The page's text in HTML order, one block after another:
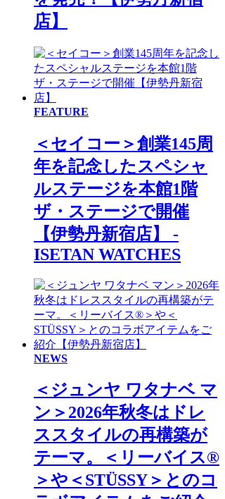
店】
FEATURE
＜セイコー＞創業145周
年を記念したスペシャ
ルステージを本館1階
ザ・ステージで開催
【伊勢丹新宿店】 -
ISETAN WATCHES
NEWS
＜ジュンヤ ワタナベ マ
ン＞2026年秋冬はドレ
ススタイルの再構築が
テーマ。＜リーバイス®
＞や＜STÜSSY＞とのコ